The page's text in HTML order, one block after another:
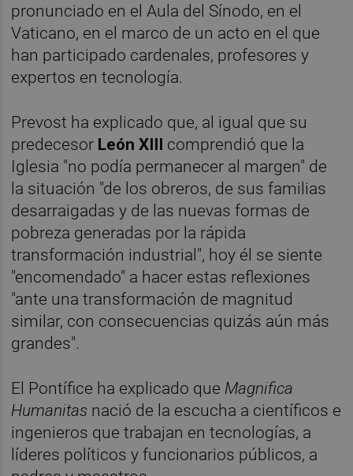
pronunciado en el Aula del Sínodo, en el
Vaticano, en el marco de un acto en el que
han participado cardenales, profesores y
expertos en tecnología.
Prevost ha explicado que, al igual que su
predecesor León XIII comprendió que la
Iglesia "no podía permanecer al margen" de
la situación "de los obreros, de sus familias
desarraigadas y de las nuevas formas de
pobreza generadas por la rápida
transformación industrial", hoy él se siente
"encomendado" a hacer estas reflexiones
"ante una transformación de magnitud
similar, con consecuencias quizás aún más
grandes".
El Pontífice ha explicado que Magnifica
Humanitas nació de la escucha a científicos e
ingenieros que trabajan en tecnologías, a
líderes políticos y funcionarios públicos, a